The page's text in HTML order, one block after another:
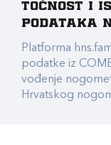
točnost i
podataka
Platforma
podatke iz
vođenje
Hrvatskog